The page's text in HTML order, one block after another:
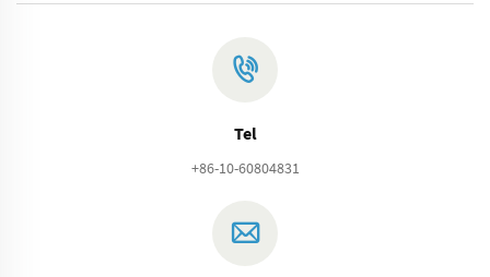
Tel
+86-10-60804831